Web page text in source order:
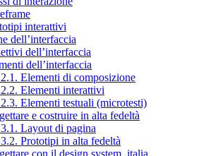
interattivi
dell’interfaccia
dell’interfaccia
dell’interfaccia
Elementi di composizione
Elementi interattivi
Elementi testuali (microtesti)
e costruire in alta fedeltà
Layout di pagina
Prototipi in alta fedeltà
con il design system .italia